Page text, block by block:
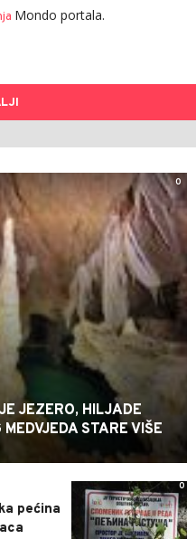
Mondo portala.
0
JEZERO, HILJADE
STARE VIŠE
0
pećina